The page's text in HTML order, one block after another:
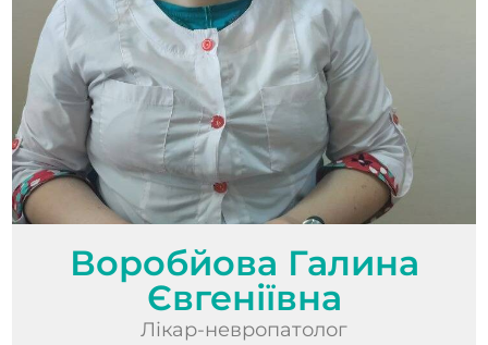
Воробйова Галина
Євгеніївна
Лікар-невропатолог